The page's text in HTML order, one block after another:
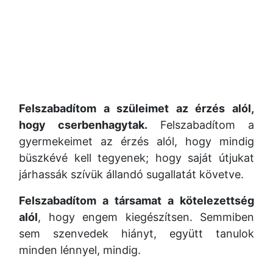
Felszabadítom a szüleimet az érzés alól,
hogy cserbenhagytak. Felszabadítom a
gyermekeimet az érzés alól, hogy mindig
büszkévé kell tegyenek; hogy saját útjukat
járhassák szívük állandó sugallatát követve.
Felszabadítom a társamat a kötelezettség
alól, hogy engem kiegészítsen. Semmiben
sem szenvedek hiányt, együtt tanulok
minden lénnyel, mindig.